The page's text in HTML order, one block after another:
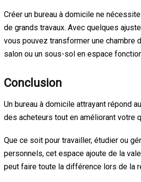
Créer un bureau à domicile ne
de grands travaux. Avec quelques
vous pouvez transformer une chambre
salon ou un sous-sol en espace
Conclusion
Un bureau à domicile attrayant répond
des acheteurs tout en améliorant votre
Que ce soit pour travailler, étudier ou
personnels, cet espace ajoute de la
peut faire toute la différence lors de la